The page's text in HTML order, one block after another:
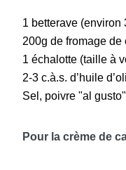
1 betterave (environ
200g de fromage de
1 échalotte (taille à
2-3 c.à.s. d’huile
Sel, poivre "al gusto"
Pour la crème de